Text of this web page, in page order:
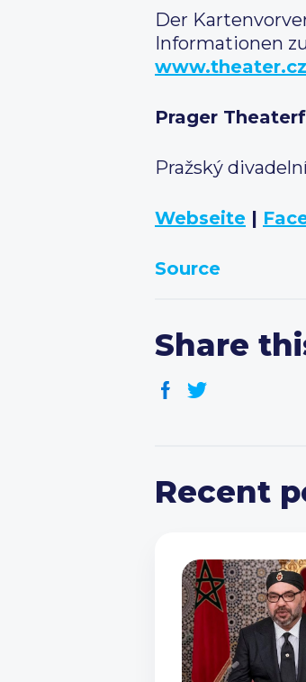
Der
Informationen
www.theater.cz
Prager
Pražský
Webseite |
Source
Share
Recent